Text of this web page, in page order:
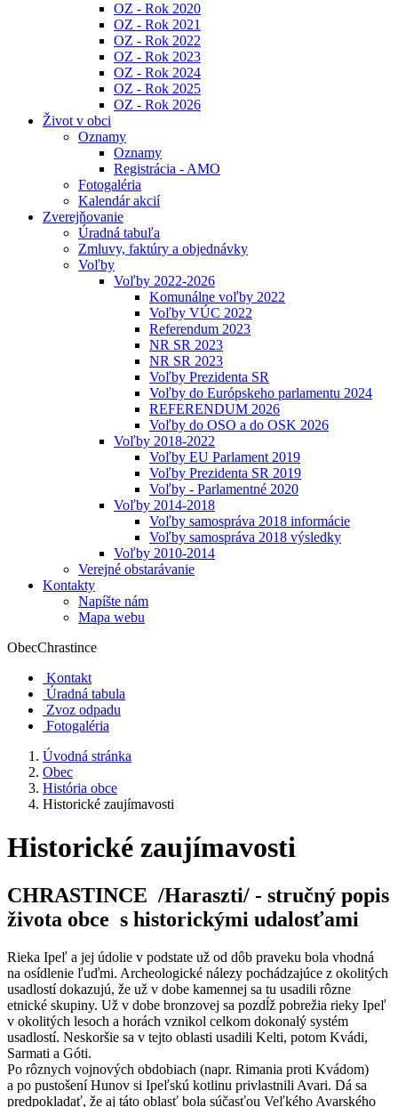
OZ - Rok 2020
OZ - Rok 2021
OZ - Rok 2022
OZ - Rok 2023
OZ - Rok 2024
OZ - Rok 2025
OZ - Rok 2026
Život v obci
Oznamy
Oznamy
Registrácia - AMO
Fotogaléria
Kalendár akcií
Zverejňovanie
Úradná tabuľa
Zmluvy, faktúry a objednávky
Voľby
Voľby 2022-2026
Komunálne voľby 2022
Voľby VÚC 2022
Referendum 2023
NR SR 2023
NR SR 2023
Voľby Prezidenta SR
Voľby do Európskeho parlamentu 2024
REFERENDUM 2026
Voľby do OSO a do OSK 2026
Voľby 2018-2022
Voľby EU Parlament 2019
Voľby Prezidenta SR 2019
Voľby - Parlamentné 2020
Voľby 2014-2018
Voľby samospráva 2018 informácie
Voľby samospráva 2018 výsledky
Voľby 2010-2014
Verejné obstarávanie
Kontakty
Napíšte nám
Mapa webu
ObecChrastince
Kontakt
Úradná tabula
Zvoz odpadu
Fotogaléria
Úvodná stránka
Obec
História obce
Historické zaujímavosti
Historické zaujímavosti
CHRASTINCE /Haraszti/ - stručný popis
života obce s historickými udalosťami
Rieka Ipeľ a jej údolie v podstate už od dôb praveku bola vhodná
na osídlenie ľuďmi. Archeologické nálezy pochádzajúce z okolitých
usadlostí dokazujú, že už v dobe kamennej sa tu usadili rôzne
etnické skupiny. Už v dobe bronzovej sa pozdĺž pobrežia rieky Ipeľ
v okolitých lesoch a horách vznikol celkom dokonalý systém
usadlostí. Neskoršie sa v tejto oblasti usadili Kelti, potom Kvádi,
Sarmati a Góti.
Po rôznych vojnových obdobiach (napr. Rimania proti Kvádom)
a po pustošení Hunov si Ipeľskú kotlinu privlastnili Avari. Dá sa
predpokladať, že aj táto oblasť bola súčasťou Veľkého Avarského